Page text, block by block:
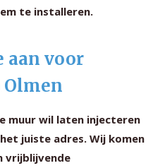
te installeren.
aan voor
muur wil laten injecteren
juiste adres. Wij komen
vrijblijvende